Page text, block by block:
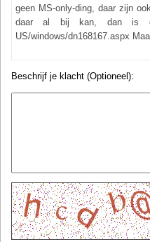
geen MS-only-ding, daar zijn
daar al bij kan, dan is dat
US/windows/dn168167.aspx
Beschrijf je klacht (Optioneel):